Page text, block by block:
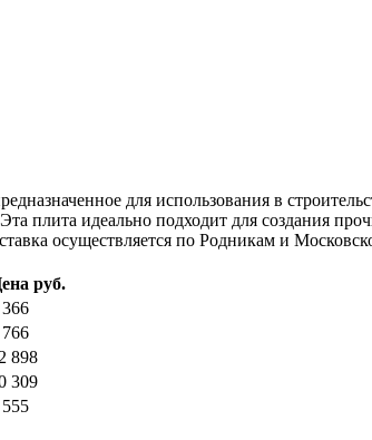
для использования в
плита идеально подходит для создания
осуществляется по Родникам и
руб.
898
309